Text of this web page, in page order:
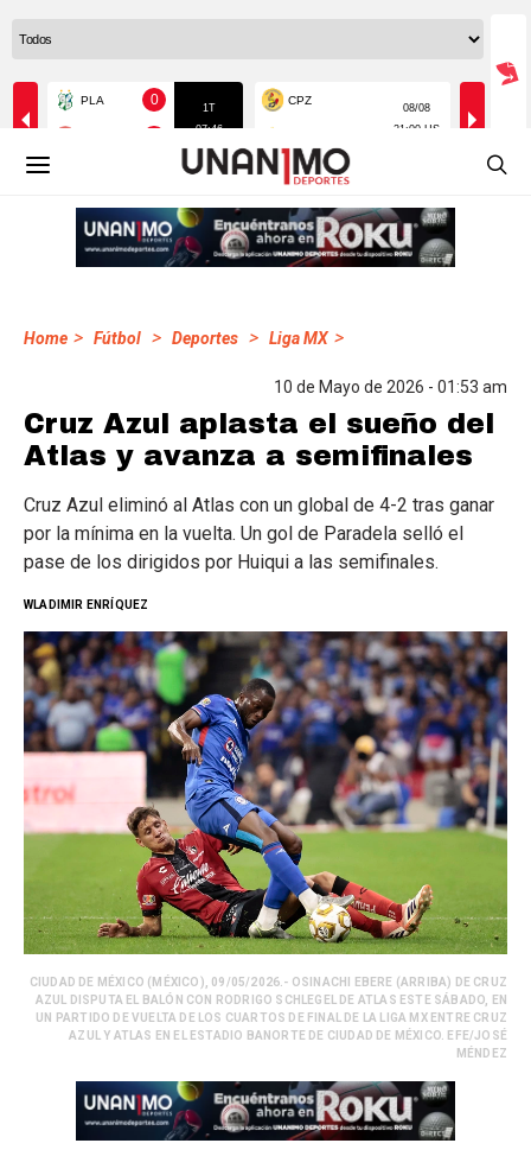
Home > Fútbol > Deportes > Liga MX >
10 de Mayo de 2026 - 01:53 am
Cruz Azul aplasta el sueño del
Atlas y avanza a semifinales
Cruz Azul eliminó al Atlas con un global de 4-2 tras ganar
por la mínima en la vuelta. Un gol de Paradela selló el
pase de los dirigidos por Huiqui a las semifinales.
WLADIMIR ENRÍQUEZ
CIUDAD DE MÉXICO (MÉXICO), 09/05/2026.- OSINACHI EBERE (ARRIBA) DE CRUZ
AZUL DISPUTA EL BALÓN CON RODRIGO SCHLEGEL DE ATLAS ESTE SÁBADO, EN
UN PARTIDO DE VUELTA DE LOS CUARTOS DE FINAL DE LA LIGA MX ENTRE CRUZ
AZUL Y ATLAS EN EL ESTADIO BANORTE DE CIUDAD DE MÉXICO. EFE/JOSÉ
MÉNDEZ